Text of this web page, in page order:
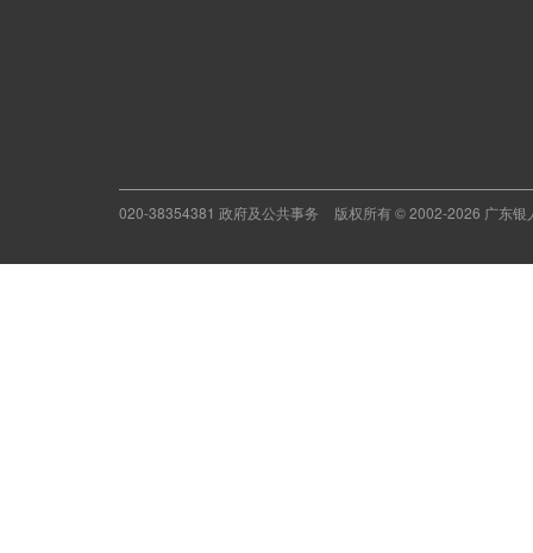
020-38354381 政府及公共事务 版权所有 © 2002-2026 广东银